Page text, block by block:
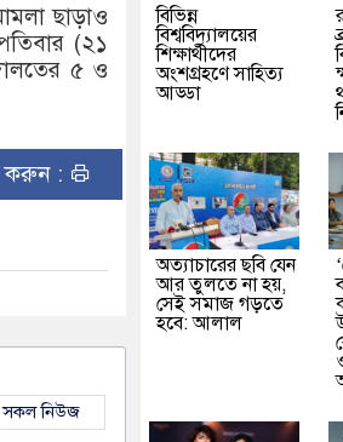
ছাড়াও
(২১
৫ ও
করুন :
সকল নিউজ
বিভিন্ন
বিশ্ববিদ্যালয়ের
শিক্ষার্থীদের
অংশগ্রহণে সাহিত্য
আড্ডা
অত্যাচারের ছবি যেন
আর তুলতে না হয়,
সেই সমাজ গড়তে
হবে: আলাল